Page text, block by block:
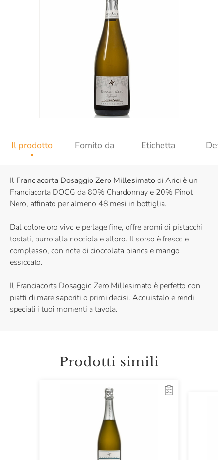
Il prodotto Fornito da Etichetta
Il Franciacorta Dosaggio Zero Millesimatodi Arici è un
Franciacorta DOCG da 80% Chardonnay e 20% Pinot
Nero, affinato per almeno 48 mesi in bottiglia.
Dal colore oro vivo e perlage fine, offre aromi di pistacchi
tostati, burro alla nocciola e alloro. Il sorso è fresco e
complesso, con note di cioccolata bianca e mango
essiccato.
Il Franciacorta Dosaggio Zero Millesimato è perfetto con
piatti di mare saporiti o primi decisi. Acquistalo e rendi
speciali i tuoi momenti a tavola.
Prodotti simili